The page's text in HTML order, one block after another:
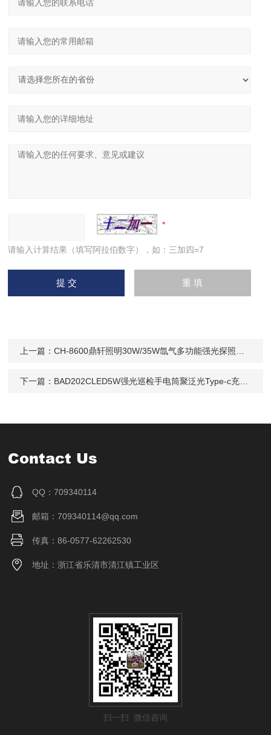
请输入计算结果（填写阿拉伯数字），如：三加四=7
上一篇：CH-8600鼎轩照明30W/35W氙气多功能强光探照灯24V
下一篇： BAD202CLED5W强光巡检手电筒聚泛光Type-c充电防汛
Contact Us
QQ：709340114
邮箱：709340114@qq.com
传真：86-0577-62262530
地址：浙江省乐清市清江镇工业区
扫一扫 微信咨询